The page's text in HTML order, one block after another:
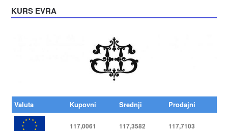
KURS EVRA
Valuta Kupovni Srednji Prodajni
117,0061 117,3582 117,7103